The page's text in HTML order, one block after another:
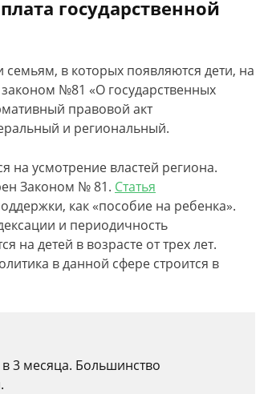
государственной
в которых появляются дети, на
№81 «О государственных
правовой акт
и региональный.
на усмотрение властей региона.
Законом № 81. Статья
как «пособие на ребенка».
и периодичность
на детей в возрасте от трех лет.
в данной сфере строится в
3 месяца. Большинство